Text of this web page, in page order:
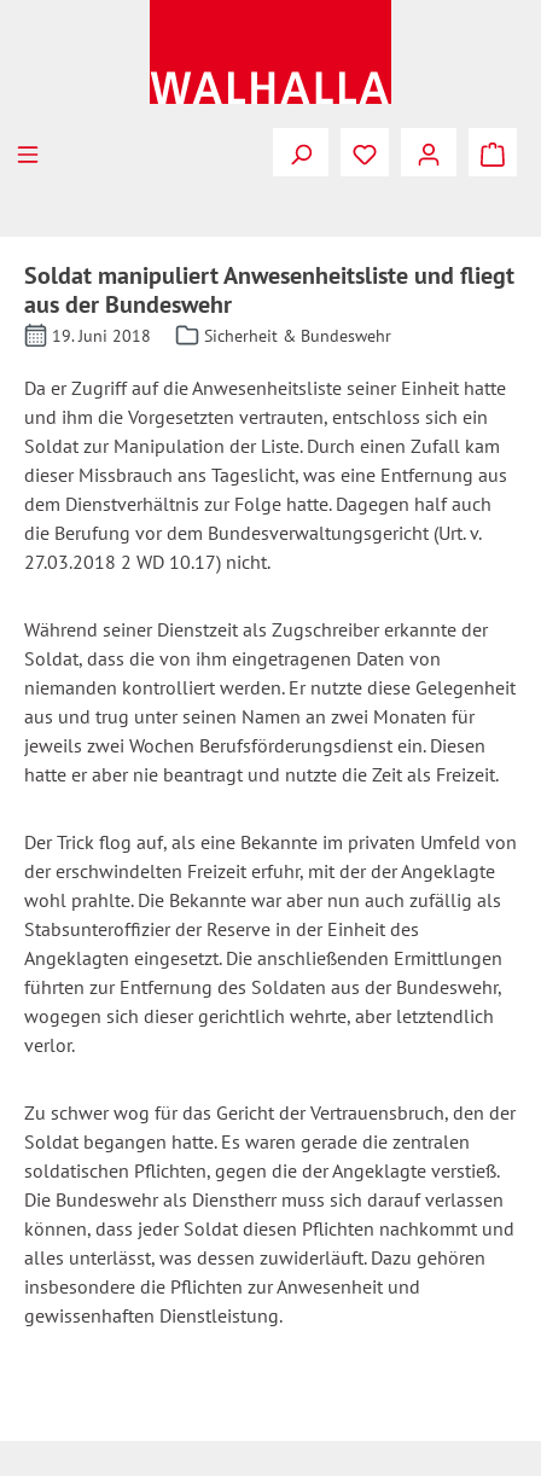
Soldat manipuliert Anwesenheitsliste und fliegt
aus der Bundeswehr
19. Juni 2018 Sicherheit & Bundeswehr
Da er Zugriff auf die Anwesenheitsliste seiner Einheit hatte
und ihm die Vorgesetzten vertrauten, entschloss sich ein
Soldat zur Manipulation der Liste. Durch einen Zufall kam
dieser Missbrauch ans Tageslicht, was eine Entfernung aus
dem Dienstverhältnis zur Folge hatte. Dagegen half auch
die Berufung vor dem Bundesverwaltungsgericht (Urt. v.
27.03.2018 2 WD 10.17) nicht.
Während seiner Dienstzeit als Zugschreiber erkannte der
Soldat, dass die von ihm eingetragenen Daten von
niemanden kontrolliert werden. Er nutzte diese Gelegenheit
aus und trug unter seinen Namen an zwei Monaten für
jeweils zwei Wochen Berufsförderungsdienst ein. Diesen
hatte er aber nie beantragt und nutzte die Zeit als Freizeit.
Der Trick flog auf, als eine Bekannte im privaten Umfeld von
der erschwindelten Freizeit erfuhr, mit der der Angeklagte
wohl prahlte. Die Bekannte war aber nun auch zufällig als
Stabsunteroffizier der Reserve in der Einheit des
Angeklagten eingesetzt. Die anschließenden Ermittlungen
führten zur Entfernung des Soldaten aus der Bundeswehr,
wogegen sich dieser gerichtlich wehrte, aber letztendlich
verlor.
Zu schwer wog für das Gericht der Vertrauensbruch, den der
Soldat begangen hatte. Es waren gerade die zentralen
soldatischen Pflichten, gegen die der Angeklagte verstieß.
Die Bundeswehr als Dienstherr muss sich darauf verlassen
können, dass jeder Soldat diesen Pflichten nachkommt und
alles unterlässt, was dessen zuwiderläuft. Dazu gehören
insbesondere die Pflichten zur Anwesenheit und
gewissenhaften Dienstleistung.